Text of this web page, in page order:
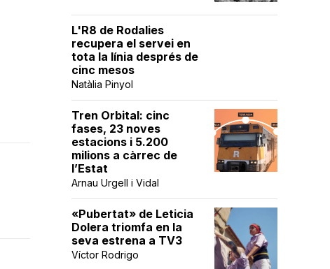
L'R8 de Rodalies
recupera el servei en
tota la línia després de
cinc mesos
Natàlia Pinyol
Tren Orbital: cinc
fases, 23 noves
estacions i 5.200
milions a càrrec de
l’Estat
Arnau Urgell i Vidal
«Pubertat» de Leticia
Dolera triomfa en la
seva estrena a TV3
Víctor Rodrigo